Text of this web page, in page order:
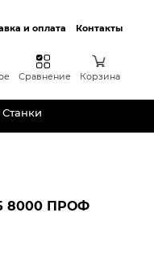
и оплата Контакты
Сравнение Корзина
Станки
8000 ПРОФ